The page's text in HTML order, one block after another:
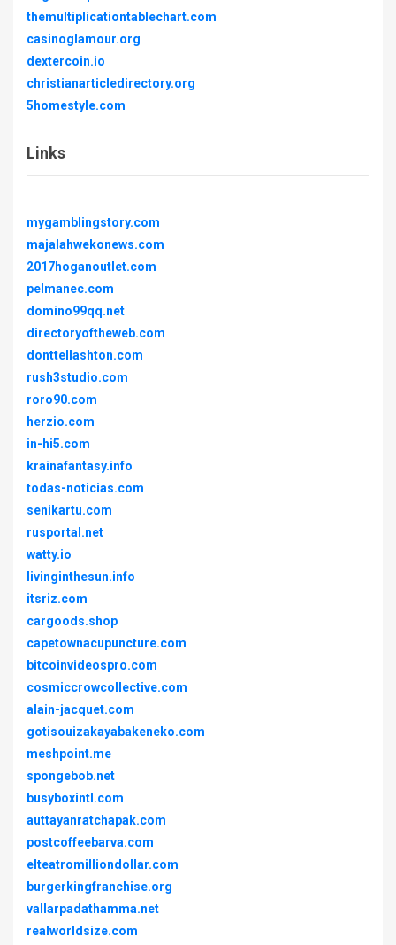
themultiplicationtablechart.com
casinoglamour.org
dextercoin.io
christianarticledirectory.org
5homestyle.com
Links
mygamblingstory.com
majalahwekonews.com
2017hoganoutlet.com
pelmanec.com
domino99qq.net
directoryoftheweb.com
donttellashton.com
rush3studio.com
roro90.com
herzio.com
in-hi5.com
krainafantasy.info
todas-noticias.com
senikartu.com
rusportal.net
watty.io
livinginthesun.info
itsriz.com
cargoods.shop
capetownacupuncture.com
bitcoinvideospro.com
cosmiccrowcollective.com
alain-jacquet.com
gotisouizakayabakeneko.com
meshpoint.me
spongebob.net
busyboxintl.com
auttayanratchapak.com
postcoffeebarva.com
elteatromilliondollar.com
burgerkingfranchise.org
vallarpadathamma.net
realworldsize.com